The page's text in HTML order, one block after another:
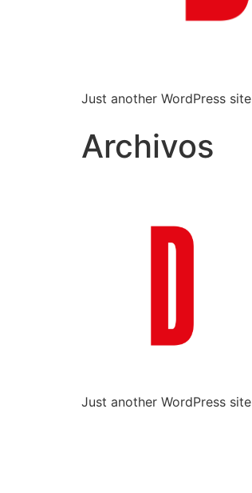
Just another WordPress site
Archivos
Just another WordPress site